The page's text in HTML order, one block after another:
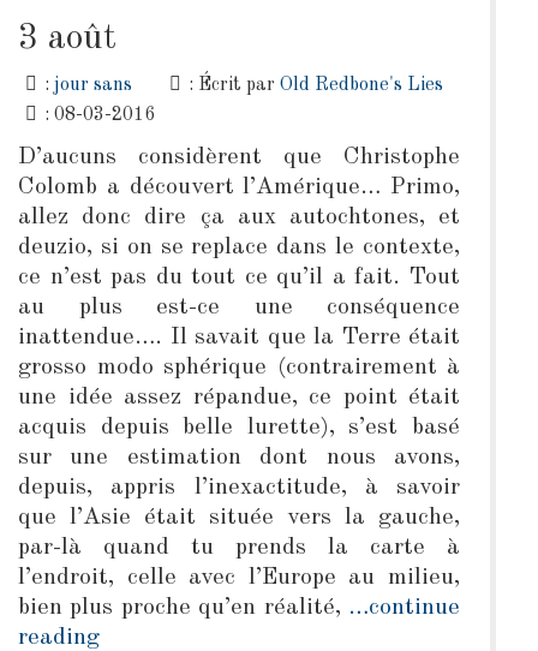
3 août
:jour sans : Écrit par Old Redbone's Lies
: 08-03-2016
D’aucuns considèrent que Christophe
Colomb a découvert l’Amérique… Primo,
allez donc dire ça aux autochtones, et
deuzio, si on se replace dans le contexte,
ce n’est pas du tout ce qu’il a fait. Tout
au plus est-ce une conséquence
inattendue…. Il savait que la Terre était
grosso modo sphérique (contrairement à
une idée assez répandue, ce point était
acquis depuis belle lurette), s’est basé
sur une estimation dont nous avons,
depuis, appris l’inexactitude, à savoir
que l’Asie était située vers la gauche,
par-là quand tu prends la carte à
l’endroit, celle avec l’Europe au milieu,
bien plus proche qu’en réalité, …continue
reading